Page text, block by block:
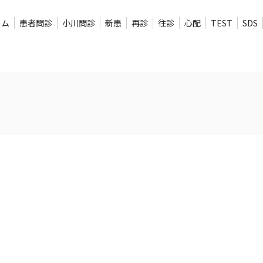
患者問診 小川問診 新患 再診 往診 心配 TEST SDS